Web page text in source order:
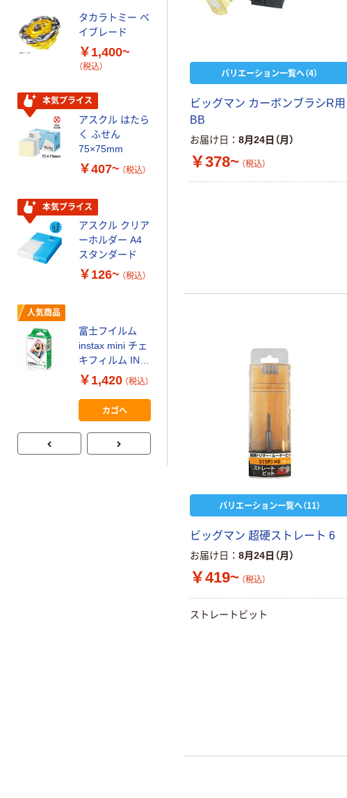
バリエーション一覧へ（4）
ビッグマン カーボンブラシR用
BB
お届け日 8月24日（月）
￥378~ （税込）
バリエーション一覧へ（11）
ビッグマン 超硬ストレート 6
お届け日 8月24日（月）
￥419~ （税込）
ストレートビット
タカラトミー ベ
イブレード
￥1,400~
（税込）
本気プライス
アスクル はたら
く ふせん
75×75mm
￥407~ （税込）
本気プライス
アスクル クリア
ーホルダー A4
スタンダード
￥126~ （税込）
人気商品
富士フイルム
instax mini チェ
キフィルム INS
MINI JP1 1パッ
ク（10枚入り）
￥1,420 （税込）
カゴへ
配合
電池 北欧パッ
ケージ アスク
ルオリジナル
￥140~
本気プライス
ティッシュペー
パー ボックス
ミー+
【ガムテープ】ア
スクル 現場のチ
カラ 厚さ
￥145~ （税込）